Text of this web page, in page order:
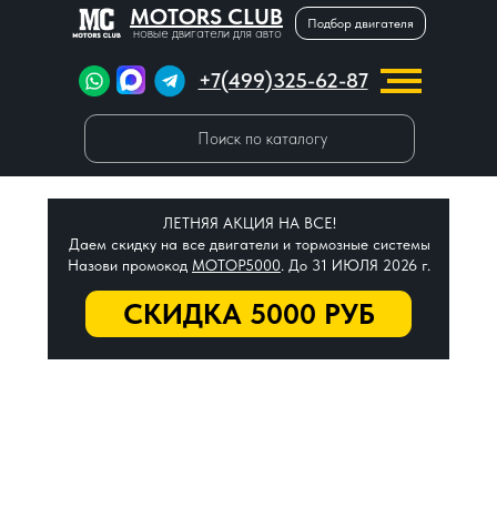
MOTORS CLUB
новые двигатели для авто
Подбор двигателя
+7(499)325-62-87
Поиск по каталогу
СКИДКА 5000 РУБ
ЛЕТНЯЯ АКЦИЯ НА ВСЕ!
Даем скидку на все двигатели и тормозные системы
Назови промокод МОТОР5000. До 31 ИЮЛЯ 2026 г.